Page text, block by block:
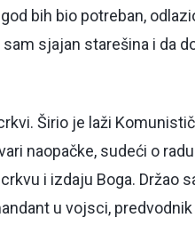
bih bio potreban,
sjajan starešina i da
Širio je laži
naopačke, sudeći o
i izdaju Boga. Držao
u vojsci,